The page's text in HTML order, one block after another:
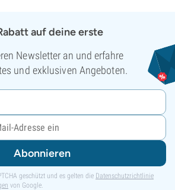
auf deine erste
Newsletter an und erfahre
und exklusiven Angeboten.
Abonnieren
geschützt und es gelten die Datenschutzrichtlinie
von Google.